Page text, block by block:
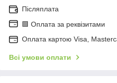
Післяплата
🟩 Оплата за реквізитами
Оплата картою Visa,
Всі умови оплати